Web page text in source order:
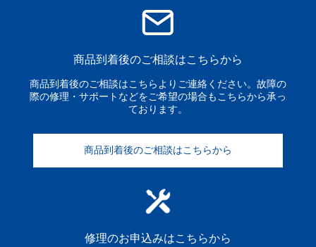
商品到着後のご相談はこちらから
商品到着後のご相談はこちらよりご連絡ください。故障の
際の修理・サポートなどをご希望の場合もこちらから承っ
ております。
商品到着後のご相談はこちらから
修理のお申込みはこちらから